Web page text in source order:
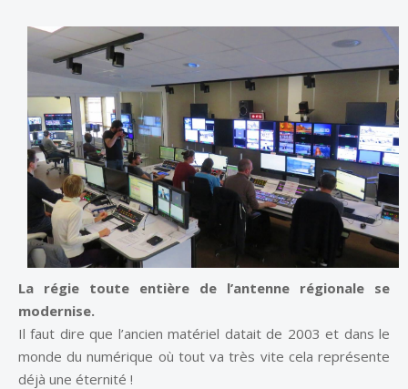
La régie toute entière de l’antenne régionale se
modernise.
Il faut dire que l’ancien matériel datait de 2003 et dans le
monde du numérique où tout va très vite cela représente
déjà une éternité !